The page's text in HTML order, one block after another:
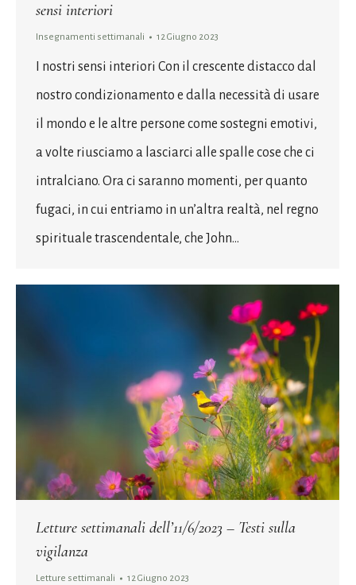
sensi interiori
Insegnamenti settimanali 12 Giugno 2023
I nostri sensi interiori Con il crescente distacco dal
nostro condizionamento e dalla necessità di usare
il mondo e le altre persone come sostegni emotivi,
a volte riusciamo a lasciarci alle spalle cose che ci
intralciano. Ora ci saranno momenti, per quanto
fugaci, in cui entriamo in un’altra realtà, nel regno
spirituale trascendentale, che John…
Letture settimanali dell’11/6/2023 – Testi sulla
vigilanza
Letture settimanali 12 Giugno 2023